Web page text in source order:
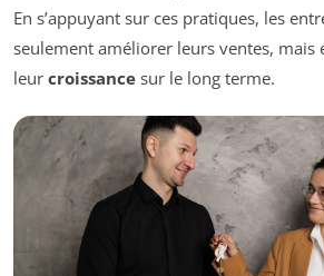
En s’appuyant sur ces pratiques, les
seulement améliorer leurs ventes, mais
leur croissance sur le long terme.